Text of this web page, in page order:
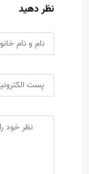
نظر دهید